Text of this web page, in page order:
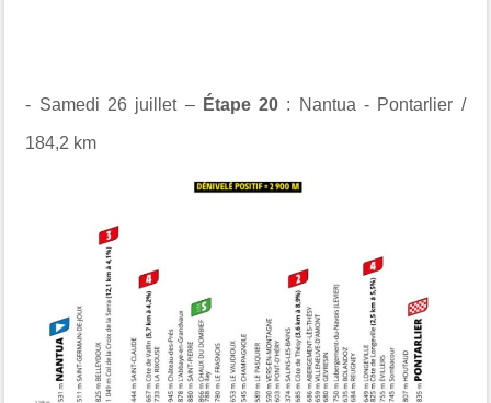
- Samedi 26 juillet – Étape 20 : Nantua - Pontarlier /
184,2 km